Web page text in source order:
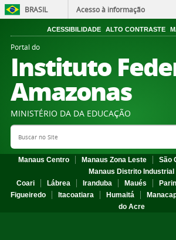
BRASIL Acesso à informação
ACESSIBILIDADE ALTO CONTRASTE
Portal do
Instituto
Amazonas
MINISTÉRIO DA DA EDUCAÇÃO
Search Site
Manaus Centro Manaus Zona Leste
São
Manaus Distrito Industrial
Coari
Lábrea Iranduba Maués
Figueiredo
Itacoatiara Humaitá
do Acre